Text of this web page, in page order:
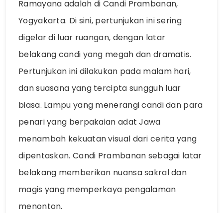
Ramayana adalah di Candi Prambanan,
Yogyakarta. Di sini, pertunjukan ini sering
digelar di luar ruangan, dengan latar
belakang candi yang megah dan dramatis.
Pertunjukan ini dilakukan pada malam hari,
dan suasana yang tercipta sungguh luar
biasa. Lampu yang menerangi candi dan para
penari yang berpakaian adat Jawa
menambah kekuatan visual dari cerita yang
dipentaskan. Candi Prambanan sebagai latar
belakang memberikan nuansa sakral dan
magis yang memperkaya pengalaman
menonton.